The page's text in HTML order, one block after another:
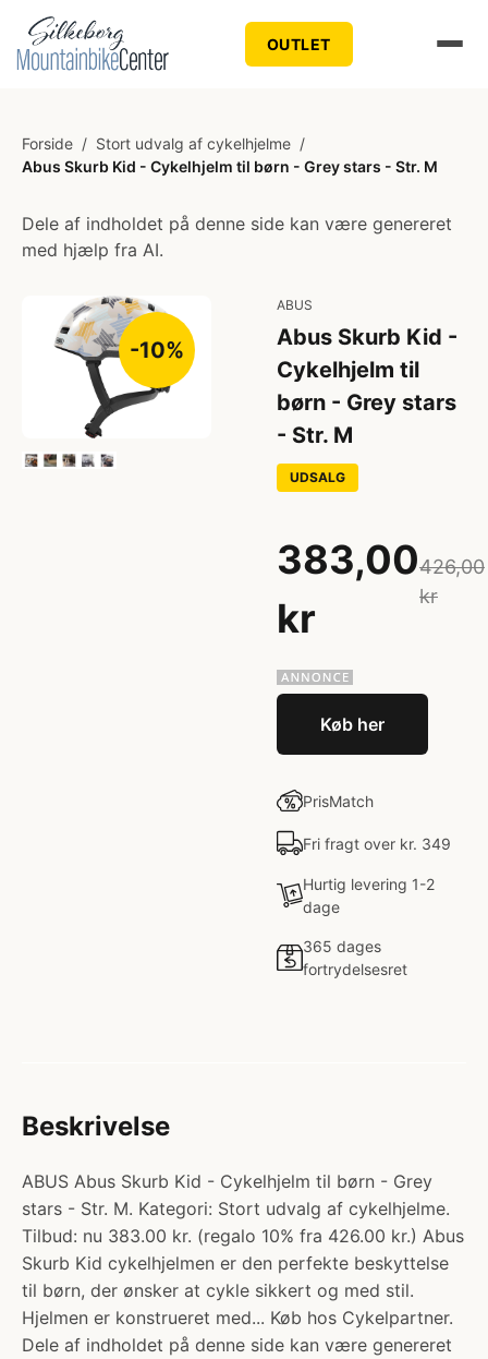
OUTLET
Forside / Stort udvalg af cykelhjelme /
Abus Skurb Kid - Cykelhjelm til børn - Grey stars - Str. M
Dele af indholdet på denne side kan være genereret
med hjælp fra AI.
-10%
ABUS
Abus Skurb Kid -
Cykelhjelm til
børn - Grey stars
- Str. M
UDSALG
383,00
kr
426,00
kr
Køb her
PrisMatch
Fri fragt over kr. 349
Hurtig levering 1-2
dage
365 dages
fortrydelsesret
Beskrivelse
ABUS Abus Skurb Kid - Cykelhjelm til børn - Grey
stars - Str. M. Kategori: Stort udvalg af cykelhjelme.
Tilbud: nu 383.00 kr. (regalo 10% fra 426.00 kr.) Abus
Skurb Kid cykelhjelmen er den perfekte beskyttelse
til børn, der ønsker at cykle sikkert og med stil.
Hjelmen er konstrueret med... Køb hos Cykelpartner.
Dele af indholdet på denne side kan være genereret